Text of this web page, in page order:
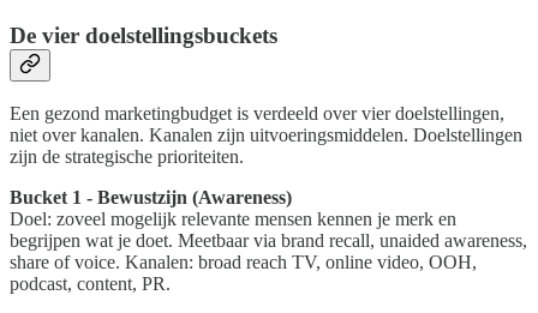
De vier doelstellingsbuckets
Een gezond marketingbudget is verdeeld over vier doelstellingen,
niet over kanalen. Kanalen zijn uitvoeringsmiddelen. Doelstellingen
zijn de strategische prioriteiten.
Bucket 1 - Bewustzijn (Awareness)
Doel: zoveel mogelijk relevante mensen kennen je merk en
begrijpen wat je doet. Meetbaar via brand recall, unaided awareness,
share of voice. Kanalen: broad reach TV, online video, OOH,
podcast, content, PR.